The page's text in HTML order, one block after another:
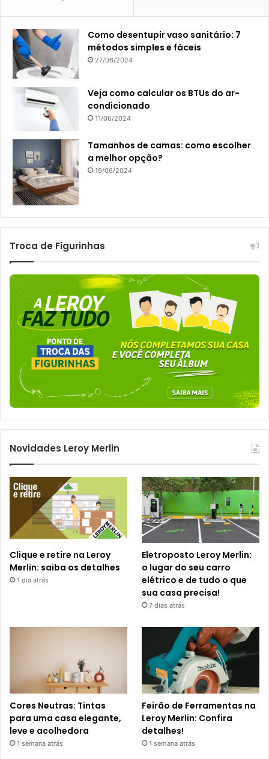
Como desentupir vaso sanitário: 7
métodos simples e fáceis
27/06/2024
Veja como calcular os BTUs do ar-
condicionado
11/06/2024
Tamanhos de camas: como escolher
a melhor opção?
19/06/2024
Troca de Figurinhas
Novidades Leroy Merlin
Clique e retire na Leroy
Merlin: saiba os detalhes
1 dia atrás
Eletroposto Leroy Merlin:
o lugar do seu carro
elétrico e de tudo o que
sua casa precisa!
7 dias atrás
Cores Neutras: Tintas
para uma casa elegante,
leve e acolhedora
1 semana atrás
Feirão de Ferramentas na
Leroy Merlin: Confira
detalhes!
1 semana atrás